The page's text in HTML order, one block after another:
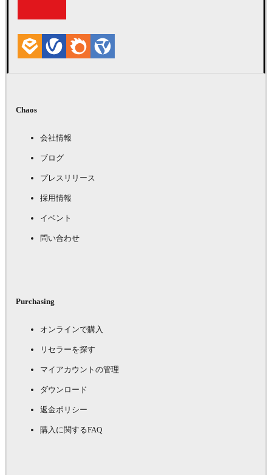
Chaos
会社情報
ブログ
プレスリリース
採用情報
イベント
問い合わせ
Purchasing
オンラインで購入
リセラーを探す
マイアカウントの管理
ダウンロード
返金ポリシー
購入に関するFAQ